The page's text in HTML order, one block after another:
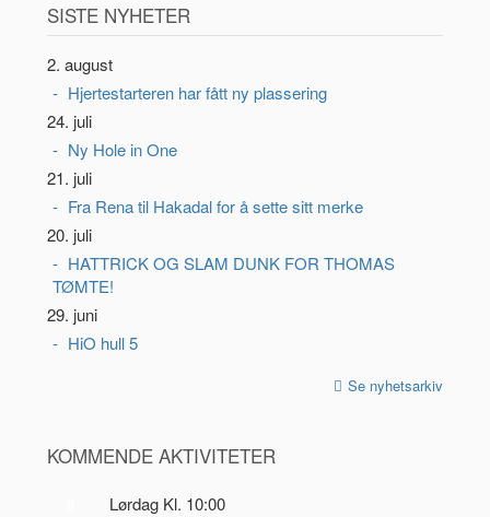
SISTE NYHETER
2. august
Hjertestarteren har fått ny plassering
24. juli
Ny Hole in One
21. juli
Fra Rena til Hakadal for å sette sitt merke
20. juli
HATTRICK OG SLAM DUNK FOR THOMAS
TØMTE!
29. juni
HiO hull 5
Se nyhetsarkiv
KOMMENDE AKTIVITETER
Lørdag Kl. 10:00